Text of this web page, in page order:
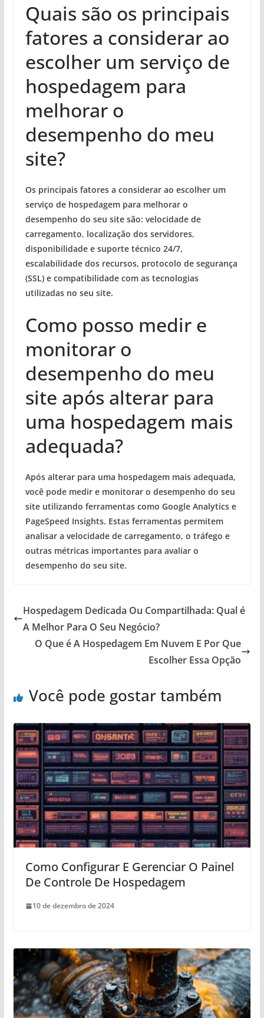
Quais são os principais
fatores a considerar ao
escolher um serviço de
hospedagem para
melhorar o
desempenho do meu
site?
Os principais fatores a considerar ao escolher um
serviço de hospedagem para melhorar o
desempenho do seu site são: velocidade de
carregamento, localização dos servidores,
disponibilidade e suporte técnico 24/7,
escalabilidade dos recursos, protocolo de segurança
(SSL)e compatibilidade com as tecnologias
utilizadas no seu site.
Como posso medir e
monitorar o
desempenho do meu
site após alterar para
uma hospedagem mais
adequada?
Após alterar para uma hospedagem mais adequada,
você pode medir e monitorar o desempenho do seu
site utilizando ferramentas como Google Analyticse
PageSpeed Insights. Estas ferramentas permitem
analisar a velocidade de carregamento, o tráfego e
outras métricas importantes para avaliar o
desempenho do seu site.
Hospedagem Dedicada Ou Compartilhada: Qual é
A Melhor Para O Seu Negócio?
O Que é A Hospedagem Em Nuvem E Por Que
Escolher Essa Opção
Você pode gostar também
Como Configurar E Gerenciar O Painel
De Controle De Hospedagem
10 de dezembro de 2024